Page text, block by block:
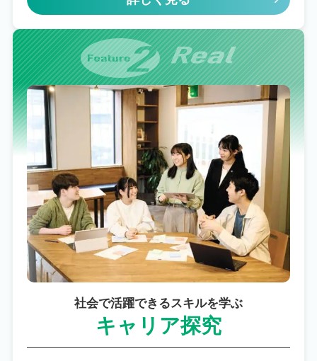
社会で活躍できるスキルを学ぶ
キャリア探究